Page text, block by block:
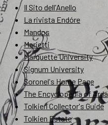
Il Sito dell'Anello
La rivista Endóre
Mandos
Marietti
Marquette University
Signum University
Soronel's Home Page
The Encyclopedia of Arda
Tolkien Collector's Guide
Tolkien Estate